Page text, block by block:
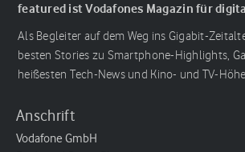
featured ist Vodafones Magazin für
Als Begleiter auf dem Weg ins Gigabit-
besten Stories zu Smartphone-Highlights,
heißesten Tech-News und Kino- und TV-
Anschrift
Vodafone GmbH